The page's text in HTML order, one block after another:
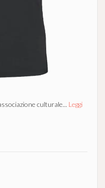
culturale... Leggi